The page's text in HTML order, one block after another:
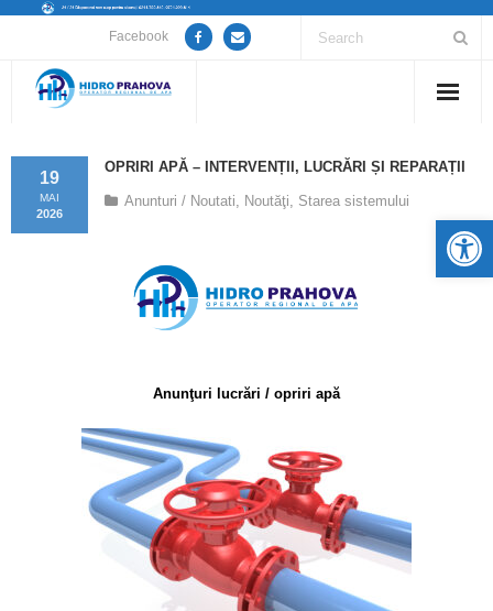
Facebook
Despre noi
Guvernanță Corporativă
Informații de interes public
Calitatea apei
OPRIRI APĂ – INTERVENȚII, LUCRĂRI ȘI REPARAȚII
19
MAI
2026
Anunturi / Noutati, Noutăţi, Starea sistemului
Anunţuri lucrări / opriri apă